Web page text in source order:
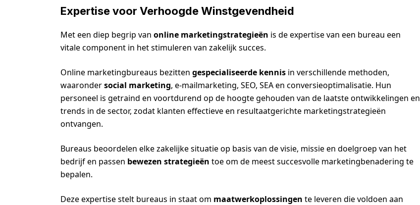
Expertise voor Verhoogde Winstgevendheid
Met een diep begrip van online marketingstrategieën is de expertise van een bureau een
vitale component in het stimuleren van zakelijk succes.
Online marketingbureaus bezitten gespecialiseerde kennis in verschillende methoden,
waarondersocial marketing, e-mailmarketing, SEO, SEA en conversieoptimalisatie. Hun
personeel is getraind en voortdurend op de hoogte gehouden van de laatste ontwikkelingen en
trends in de sector, zodat klanten effectieve en resultaatgerichte marketingstrategieën
ontvangen.
Bureaus beoordelen elke zakelijke situatie op basis van de visie, missie en doelgroep van het
bedrijf en passen bewezen strategieën toe om de meest succesvolle marketingbenadering te
bepalen.
Deze expertise stelt bureaus in staat om maatwerkoplossingen te leveren die voldoen aan